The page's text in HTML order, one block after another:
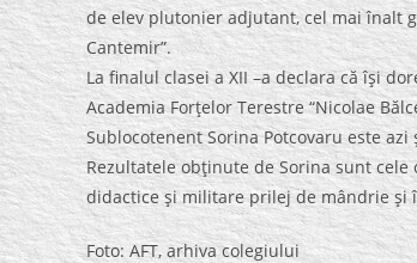
de elev plutonier adjutant, cel mai înalt
Cantemir”.
La finalul clasei a XII –a declara că îşi
Academia Forţelor Terestre “Nicolae
Sublocotenent Sorina Potcovaru este
Rezultatele obţinute de Sorina sunt
didactice şi militare prilej de mândrie şi
Foto: AFT, arhiva colegiului